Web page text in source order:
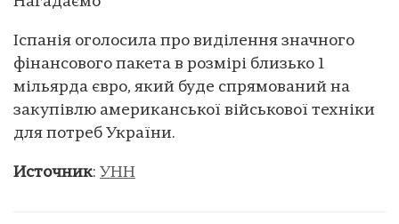
Іспанія оголосила про виділення значного
фінансового пакета в розмірі близько 1
мільярда євро, який буде спрямований на
закупівлю американської військової техніки
для потреб України.
Источник: УНН